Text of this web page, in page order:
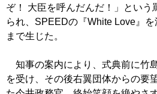
ぞ！ 大臣を呼んだんだ！」という
られ、SPEEDの『White Love』
まで生じた。
知事の案内により、式典前に竹
を受け、その後右翼団体からの要